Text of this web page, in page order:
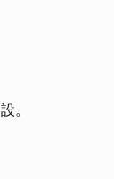
。